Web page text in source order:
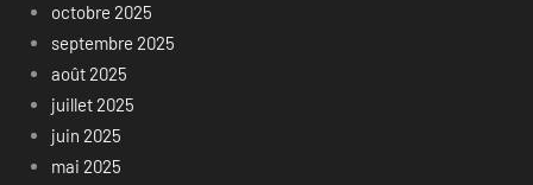
octobre 2025
septembre 2025
août 2025
juillet 2025
juin 2025
mai 2025